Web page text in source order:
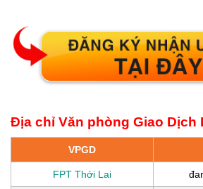
Địa chỉ Văn phòng Giao Dịch
VPGD
FPT Thới Lai